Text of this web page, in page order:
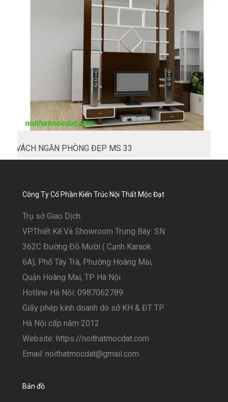
VÁCH NGĂN PHÒNG ĐẸP MS 33
Công Ty Cổ Phần Kiến Trúc Nội Thất Mộc Đạt
Trụ sở Giao Dịch:
VP.Thiết Kế Và Showroom Trưng Bày: SN
362C Đường Đỗ Mười ( Cạnh Karaok
6A), Phố Tây Trà, Phường Hoàng Mai,
Quận Hoàng Mai, TP Hà Nội
Hotline Hà Nội: 0987062789
Giấy phép kinh doanh do sở KH & ĐT TP
Hà Nội cấp năm 2012
Website: https://noithatmocdat.com
Email: noithatmocdat@gmail.com
Bản đồ